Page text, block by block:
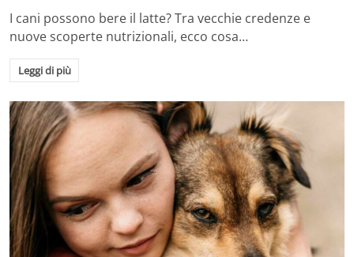
I cani possono bere il latte? Tra vecchie credenze e
nuove scoperte nutrizionali, ecco cosa…
Leggi di più